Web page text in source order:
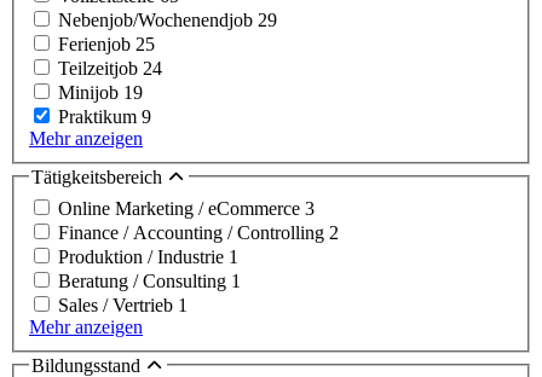
Nebenjob/Wochenendjob 29
Ferienjob 25
Teilzeitjob 24
Minijob 19
Praktikum 9
Mehr anzeigen
Tätigkeitsbereich
Online Marketing / eCommerce 3
Finance / Accounting / Controlling 2
Produktion / Industrie 1
Beratung / Consulting 1
Sales / Vertrieb 1
Mehr anzeigen
Bildungsstand